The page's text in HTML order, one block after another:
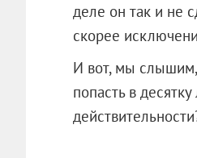
деле он так и не
скорее
И вот, мы слышим,
попасть в